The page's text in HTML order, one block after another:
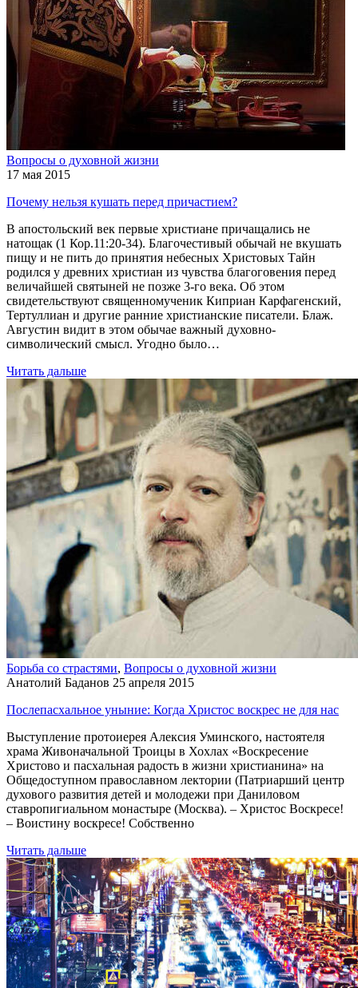
Вопросы о духовной жизни
17 мая 2015
Почему нельзя кушать перед причастием?
В апостольский век первые христиане причащались не
натощак (1 Кор.11:20-34). Благочестивый обычай не вкушать
пищу и не пить до принятия небесных Христовых Тайн
родился у древних христиан из чувства благоговения перед
величайшей святыней не позже 3-го века. Об этом
свидетельствуют священномученик Киприан Карфагенский,
Тертуллиан и другие ранние христианские писатели. Блаж.
Августин видит в этом обычае важный духовно-
символический смысл. Угодно было…
Читать дальше
Борьба со страстями, Вопросы о духовной жизни
Анатолий Баданов 25 апреля 2015
Послепасхальное уныние: Когда Христос воскрес не для нас
Выступление протоиерея Алексия Уминского, настоятеля
храма Живоначальной Троицы в Хохлах «Воскресение
Христово и пасхальная радость в жизни христианина» на
Общедоступном православном лектории (Патриарший центр
духового развития детей и молодежи при Даниловом
ставропигиальном монастыре (Москва). – Христос Воскресе!
– Воистину воскресе! Собственно
Читать дальше